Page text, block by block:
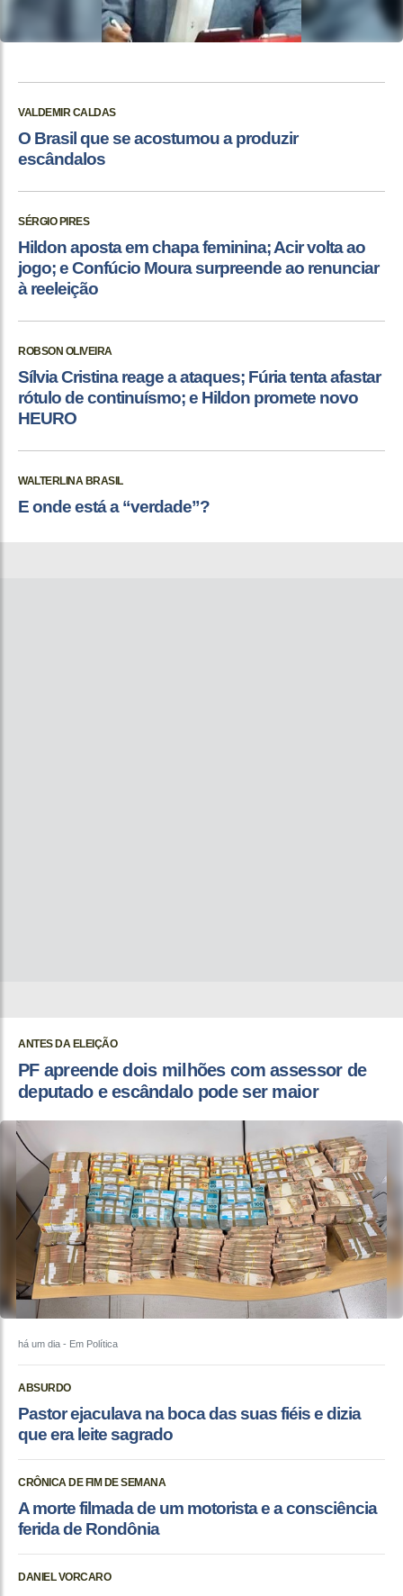
VALDEMIR CALDAS
O Brasil que se acostumou a produzir
escândalos
SÉRGIO PIRES
Hildon aposta em chapa feminina; Acir volta ao
jogo; e Confúcio Moura surpreende ao renunciar
à reeleição
ROBSON OLIVEIRA
Sílvia Cristina reage a ataques; Fúria tenta afastar
rótulo de continuísmo; e Hildon promete novo
HEURO
WALTERLINA BRASIL
E onde está a “verdade”?
ANTES DA ELEIÇÃO
PF apreende dois milhões com assessor de
deputado e escândalo pode ser maior
há um dia - Em Política
ABSURDO
Pastor ejaculava na boca das suas fiéis e dizia
que era leite sagrado
CRÔNICA DE FIM DE SEMANA
A morte filmada de um motorista e a consciência
ferida de Rondônia
DANIEL VORCARO